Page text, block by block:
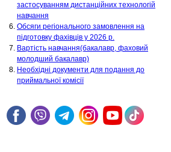
застосуванням дистанційних технологій
навчання
Обсяги регіонального замовлення на
підготовку фахівців у 2026 р.
Вартість навчання(бакалавр, фаховий
молодший бакалавр)
Необхідні документи для подання до
приймальної комісії